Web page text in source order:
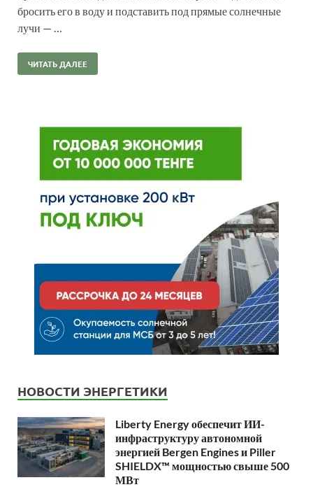
бросить его в воду и подставить под прямые солнечные
лучи — …
ЧИТАТЬ ДАЛЕЕ
НОВОСТИ ЭНЕРГЕТИКИ
Liberty Energy обеспечит ИИ-
инфраструктуру автономной
энергией Bergen Engines и Piller
SHIELDX™ мощностью свыше 500
МВт